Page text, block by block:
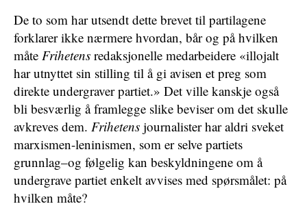
De to som har utsendt dette brevet til partilagene
forklarer ikke nærmere hvordan, bår og på hvilken
måte Frihetens redaksjonelle medarbeidere «illojalt
har utnyttet sin stilling til å gi avisen et preg som
direkte undergraver partiet.» Det ville kanskje også
bli besværlig å framlegge slike beviser om det skulle
avkreves dem. Frihetens journalister har aldri sveket
marxismen-leninismen, som er selve partiets
grunnlag–og følgelig kan beskyldningene om å
undergrave partiet enkelt avvises med spørsmålet: på
hvilken måte?